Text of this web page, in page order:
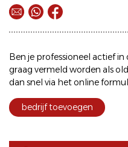
Ben je professioneel actief
graag vermeld worden als
dan snel via hetonline
bedrijf toevoegen